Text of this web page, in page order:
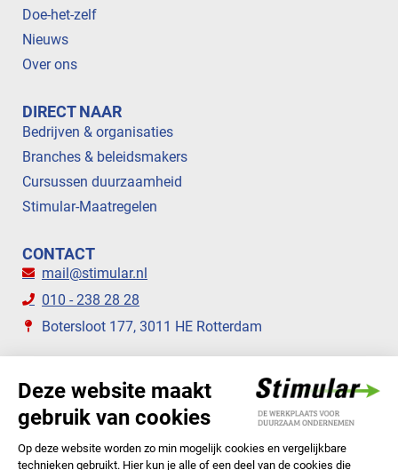
Doe-het-zelf
Nieuws
Over ons
DIRECT NAAR
Bedrijven & organisaties
Branches & beleidsmakers
Cursussen duurzaamheid
Stimular-Maatregelen
CONTACT
mail@stimular.nl
010 - 238 28 28
Botersloot 177, 3011 HE Rotterdam
STIMULAR NIEUWSBRIEVEN
ABONNEER NU